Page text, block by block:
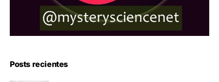
Posts recientes